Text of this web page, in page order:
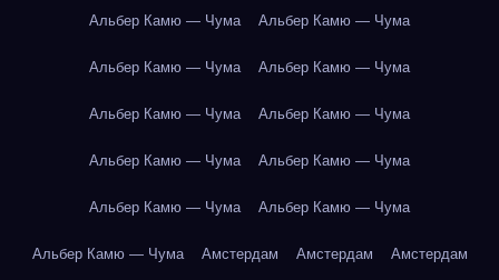
Альбер Камю — Чума Альбер Камю — Чума
Альбер Камю — Чума Альбер Камю — Чума
Альбер Камю — Чума Альбер Камю — Чума
Альбер Камю — Чума Альбер Камю — Чума
Альбер Камю — Чума Альбер Камю — Чума
Альбер Камю — Чума Амстердам Амстердам Амстердам